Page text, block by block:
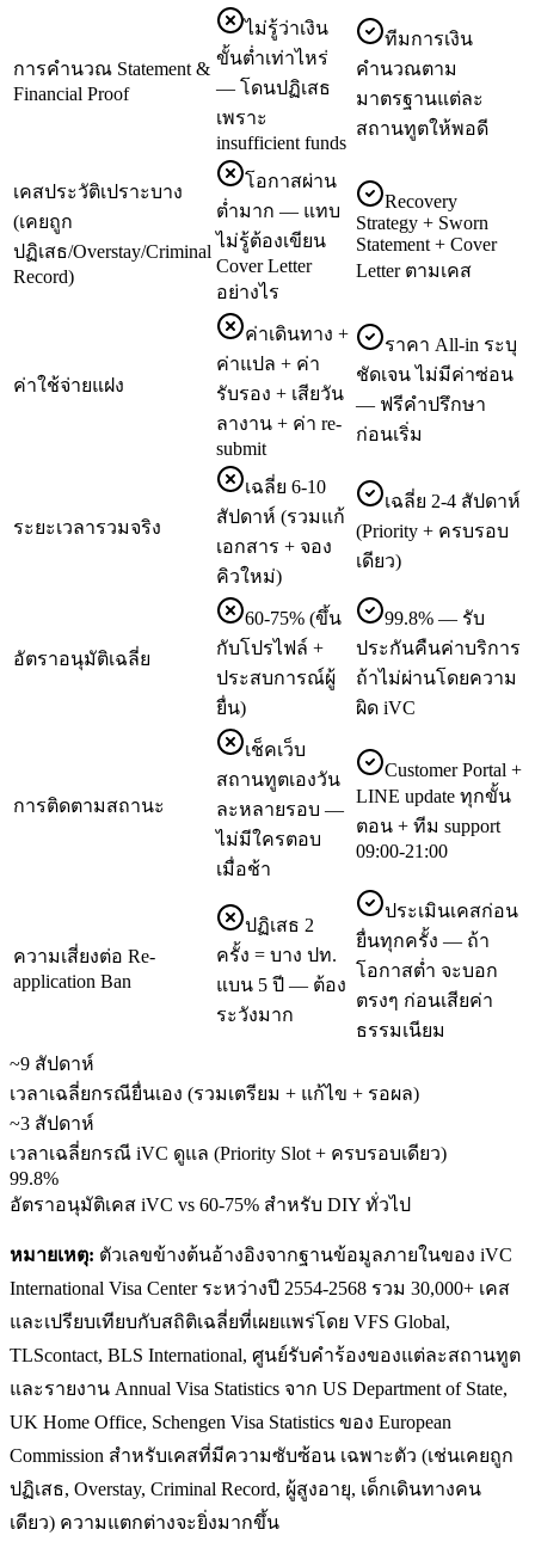
การคำนวณ Statement &
Financial Proof
ไม่รู้ว่าเงิน
ขั้นต่ำเท่าไหร่
— โดนปฏิเสธ
เพราะ
insufficient funds
ทีมการเงิน
คำนวณตาม
มาตรฐานแต่ละ
สถานทูตให้พอดี
เคสประวัติเปราะบาง
(เคยถูก
ปฏิเสธ/Overstay/Criminal
Record)
โอกาสผ่าน
ต่ำมาก — แทบ
ไม่รู้ต้องเขียน
Cover Letter
อย่างไร
Recovery
Strategy + Sworn
Statement + Cover
Letter ตามเคส
ค่าใช้จ่ายแฝง
ค่าเดินทาง +
ค่าแปล + ค่า
รับรอง + เสียวัน
ลางาน + ค่า re-
submit
ราคา All-in ระบุ
ชัดเจน ไม่มีค่าซ่อน
— ฟรีคำปรึกษา
ก่อนเริ่ม
ระยะเวลารวมจริง
เฉลี่ย 6-10
สัปดาห์ (รวมแก้
เอกสาร + จอง
คิวใหม่)
เฉลี่ย 2-4 สัปดาห์
(Priority + ครบรอบ
เดียว)
อัตราอนุมัติเฉลี่ย
60-75% (ขึ้น
กับโปรไฟล์ +
ประสบการณ์ผู้
ยื่น)
99.8% — รับ
ประกันคืนค่าบริการ
ถ้าไม่ผ่านโดยความ
ผิด iVC
การติดตามสถานะ
เช็คเว็บ
สถานทูตเองวัน
ละหลายรอบ —
ไม่มีใครตอบ
เมื่อช้า
Customer Portal +
LINE update ทุกขั้น
ตอน + ทีม support
09:00-21:00
ความเสี่ยงต่อ Re-
application Ban
ปฏิเสธ 2
ครั้ง = บาง ปท.
แบน 5 ปี — ต้อง
ระวังมาก
ประเมินเคสก่อน
ยื่นทุกครั้ง — ถ้า
โอกาสต่ำ จะบอก
ตรงๆ ก่อนเสียค่า
ธรรมเนียม
~9 สัปดาห์
เวลาเฉลี่ยกรณียื่นเอง (รวมเตรียม + แก้ไข + รอผล)
~3 สัปดาห์
เวลาเฉลี่ยกรณี iVC ดูแล (Priority Slot + ครบรอบเดียว)
99.8%
อัตราอนุมัติเคส iVC vs 60-75% สำหรับ DIY ทั่วไป
หมายเหตุ: ตัวเลขข้างต้นอ้างอิงจากฐานข้อมูลภายในของ iVC
International Visa Center ระหว่างปี 2554-2568 รวม 30,000+ เคส
และเปรียบเทียบกับสถิติเฉลี่ยที่เผยแพร่โดย VFS Global,
TLScontact, BLS International, ศูนย์รับคำร้องของแต่ละสถานทูต
และรายงาน Annual Visa Statistics จาก US Department of State,
UK Home Office, Schengen Visa Statistics ของ European
Commission สำหรับเคสที่มีความซับซ้อน เฉพาะตัว (เช่นเคยถูก
ปฏิเสธ, Overstay, Criminal Record, ผู้สูงอายุ, เด็กเดินทางคน
เดียว) ความแตกต่างจะยิ่งมากขึ้น